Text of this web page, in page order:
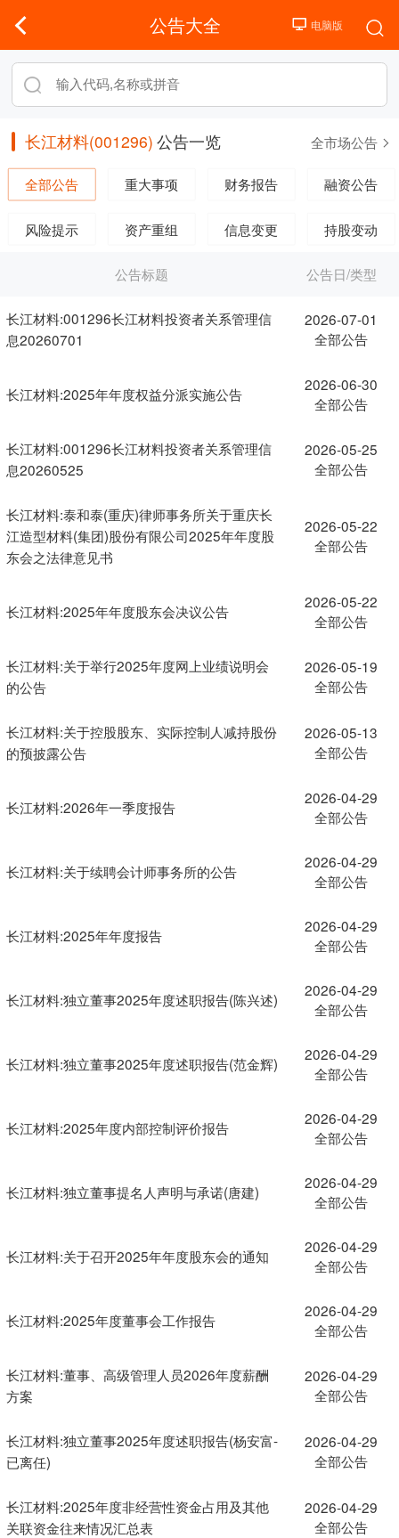
公告大全
长江材料(001296) 公告一览 全市场公告
全部公告 重大事项 财务报告 融资公告
风险提示 资产重组 信息变更 持股变动
公告标题 公告日/类型
长江材料:001296长江材料投资者关系管理信
息20260701
2026-07-01
全部公告
长江材料:2025年年度权益分派实施公告
2026-06-30
全部公告
长江材料:001296长江材料投资者关系管理信
息20260525
2026-05-25
全部公告
长江材料:泰和泰(重庆)律师事务所关于重庆长
江造型材料(集团)股份有限公司2025年年度股
东会之法律意见书
2026-05-22
全部公告
长江材料:2025年年度股东会决议公告
2026-05-22
全部公告
长江材料:关于举行2025年度网上业绩说明会
的公告
2026-05-19
全部公告
长江材料:关于控股股东、实际控制人减持股份
的预披露公告
2026-05-13
全部公告
长江材料:2026年一季度报告
2026-04-29
全部公告
长江材料:关于续聘会计师事务所的公告
2026-04-29
全部公告
长江材料:2025年年度报告
2026-04-29
全部公告
长江材料:独立董事2025年度述职报告(陈兴述)
2026-04-29
全部公告
长江材料:独立董事2025年度述职报告(范金辉)
2026-04-29
全部公告
长江材料:2025年度内部控制评价报告
2026-04-29
全部公告
长江材料:独立董事提名人声明与承诺(唐建)
2026-04-29
全部公告
长江材料:关于召开2025年年度股东会的通知
2026-04-29
全部公告
长江材料:2025年度董事会工作报告
2026-04-29
全部公告
长江材料:董事、高级管理人员2026年度薪酬
方案
2026-04-29
全部公告
长江材料:独立董事2025年度述职报告(杨安富-
已离任)
2026-04-29
全部公告
长江材料:2025年度非经营性资金占用及其他
关联资金往来情况汇总表
2026-04-29
全部公告